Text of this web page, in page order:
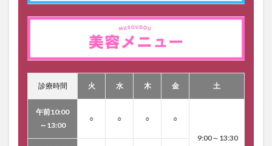
診療時間 火 水 木 金 土
午前10:00
～13:00
○ ○ ○ ○
9:00～13:30